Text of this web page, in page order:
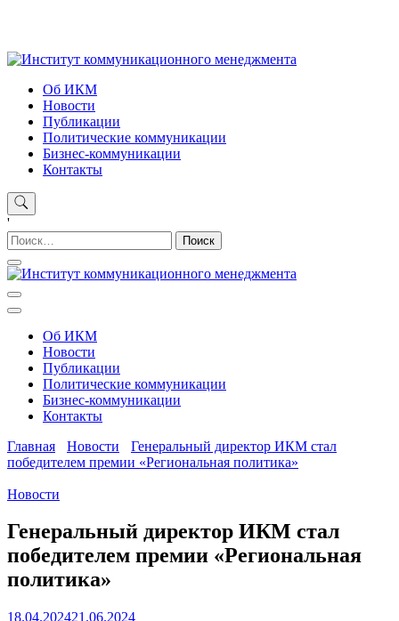
Институт коммуникационного менеджмента
Об ИКМ
Новости
Публикации
Политические коммуникации
Бизнес-коммуникации
Контакты
'
Найти:
Об ИКМ
Новости
Публикации
Политические коммуникации
Бизнес-коммуникации
Контакты
Главная
Новости
Генеральный директор ИКМ стал
победителем премии «Региональная политика»
Новости
Генеральный директор ИКМ стал
победителем премии «Региональная
политика»
18.04.202421.06.2024